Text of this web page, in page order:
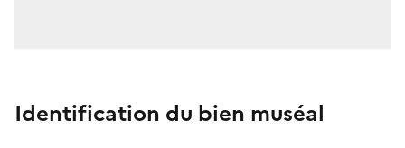
Identification du bien muséal